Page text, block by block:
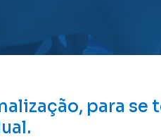
para se